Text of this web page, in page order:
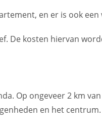
en er is ook
De kosten hiervan
Op ongeveer 2 km
en het centrum.